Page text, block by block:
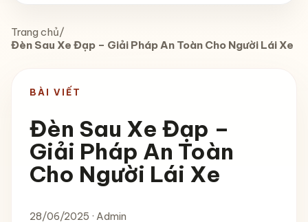
Trang chủ/
Đèn Sau Xe Đạp – Giải Pháp An Toàn Cho Người Lái Xe
BÀI VIẾT
Đèn Sau Xe Đạp –
Giải Pháp An Toàn
Cho Người Lái Xe
28/06/2025 · Admin